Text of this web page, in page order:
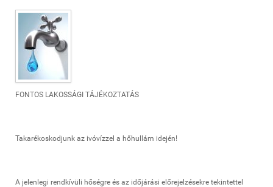
FONTOS LAKOSSÁGI TÁJÉKOZTATÁS
Takarékoskodjunk az ivóvízzel a hőhullám idején!
A jelenlegi rendkívüli hőségre és az időjárási előrejelzésekre tekintettel